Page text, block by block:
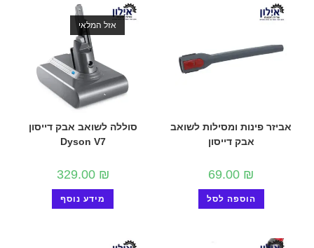
אביזר פינות ומסילות לשואב
אבק דייסון
69.00 ₪
הוספה לסל
אזל המלאי
סוללה לשואב אבק דייסון
Dyson V7
329.00 ₪
מידע נוסף